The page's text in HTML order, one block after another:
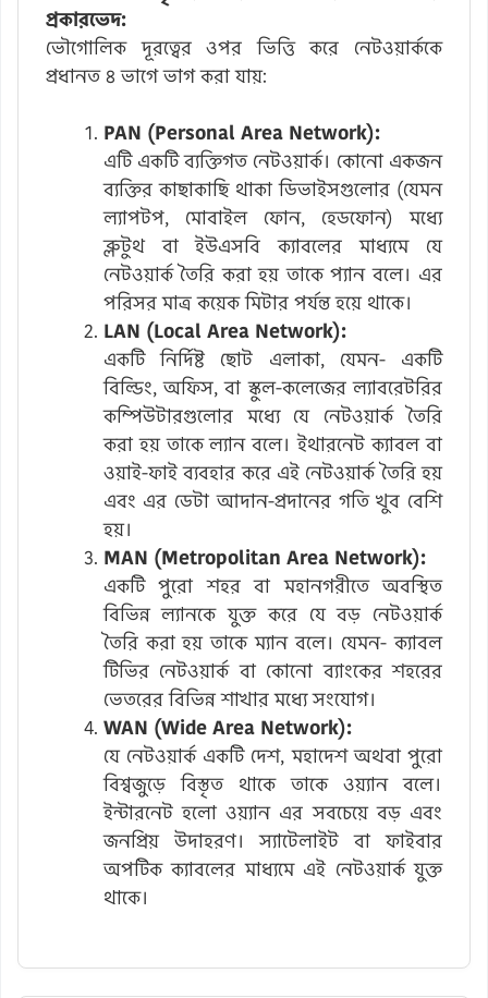
প্রকারভেদ:
ভৌগোলিক দূরত্বের ওপর ভিত্তি করে নেটওয়ার্ককে
প্রধানত ৪ ভাগে ভাগ করা যায়:
PAN (Personal Area Network):
এটি একটি ব্যক্তিগত নেটওয়ার্ক। কোনো একজন
ব্যক্তির কাছাকাছি থাকা ডিভাইসগুলোর (যেমন
ল্যাপটপ, মোবাইল ফোন, হেডফোন) মধ্যে
ব্লুটুথ বা ইউএসবি ক্যাবলের মাধ্যমে যে
নেটওয়ার্ক তৈরি করা হয় তাকে প্যান বলে। এর
পরিসর মাত্র কয়েক মিটার পর্যন্ত হয়ে থাকে।
LAN (Local Area Network):
একটি নির্দিষ্ট ছোট এলাকা, যেমন- একটি
বিল্ডিং, অফিস, বা স্কুল-কলেজের ল্যাবরেটরির
কম্পিউটারগুলোর মধ্যে যে নেটওয়ার্ক তৈরি
করা হয় তাকে ল্যান বলে। ইথারনেট ক্যাবল বা
ওয়াই-ফাই ব্যবহার করে এই নেটওয়ার্ক তৈরি হয়
এবং এর ডেটা আদান-প্রদানের গতি খুব বেশি
হয়।
MAN (Metropolitan Area Network):
একটি পুরো শহর বা মহানগরীতে অবস্থিত
বিভিন্ন ল্যানকে যুক্ত করে যে বড় নেটওয়ার্ক
তৈরি করা হয় তাকে ম্যান বলে। যেমন- ক্যাবল
টিভির নেটওয়ার্ক বা কোনো ব্যাংকের শহরের
ভেতরের বিভিন্ন শাখার মধ্যে সংযোগ।
WAN (Wide Area Network):
যে নেটওয়ার্ক একটি দেশ, মহাদেশ অথবা পুরো
বিশ্বজুড়ে বিস্তৃত থাকে তাকে ওয়্যান বলে।
ইন্টারনেট হলো ওয়্যান এর সবচেয়ে বড় এবং
জনপ্রিয় উদাহরণ। স্যাটেলাইট বা ফাইবার
অপটিক ক্যাবলের মাধ্যমে এই নেটওয়ার্ক যুক্ত
থাকে।